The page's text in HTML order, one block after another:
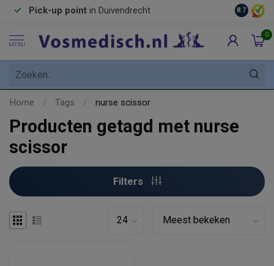
Pick-up point in Duivendrecht 8.7
MENU
0
Home / Tags / nurse scissor
Producten getagd met nurse
scissor
Filters